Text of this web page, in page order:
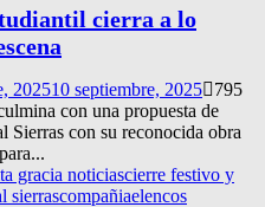
cierra a lo
202510 septiembre, 2025
795
con una propuesta de
con su reconocida obra
gracia noticiascierre festivo y
sierrascompañiaelencos